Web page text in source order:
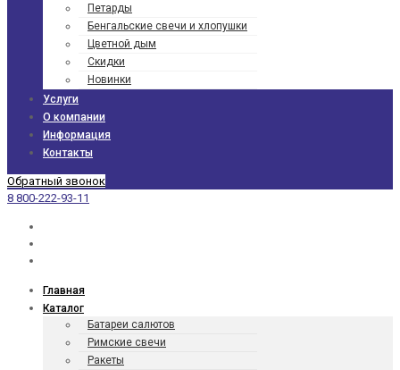
Петарды
Бенгаль­ские свечи и хлопушки
Цветной дым
Скидки
Новинки
Услуги
О компании
Информация
Контакты
Обратный звонок
8 800-222-93-11
Главная
Каталог
Батареи салютов
Римские свечи
Ракеты